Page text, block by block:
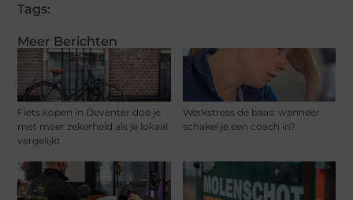
Meer Berichten
Fiets kopen in Deventer doe je
met meer zekerheid als je lokaal
vergelijkt
Werkstress de baas: wanneer
schakel je een coach in?
Tags: